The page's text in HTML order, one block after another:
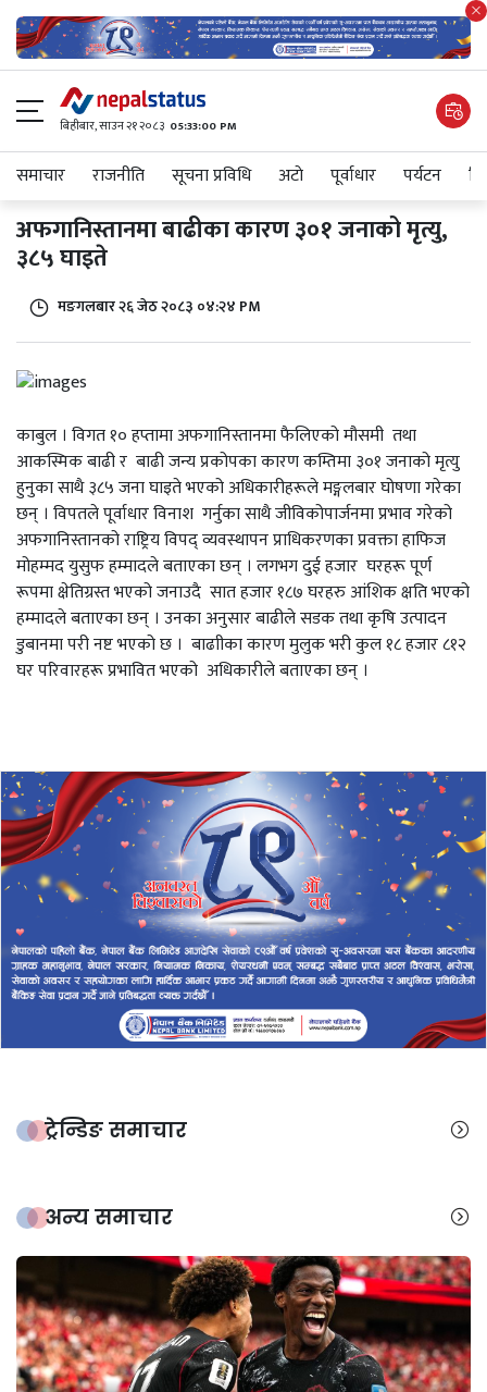
बिहीबार, साउन २१ २०८३ 05:33:00 PM
समाचार राजनीति सूचना प्रविधि अटाे पूर्वाधार पर्यटन
अफगानिस्तानमा बाढीका कारण ३०१ जनाको मृत्यु,
३८५ घाइते
मङगलबार २६ जेठ २०८३ ०४:२४ PM
काबुल । विगत १० हप्तामा अफगानिस्तानमा फैलिएको मौसमी तथा
आकस्मिक बाढी र बाढी जन्य प्रकोपका कारण कम्तिमा ३०१ जनाको मृत्यु
हुनुका साथै ३८५ जना घाइते भएको अधिकारीहरूले मङ्गलबार घोषणा गरेका
छन् । विपतले पूर्वाधार विनाश गर्नुका साथै जीविकोपार्जनमा प्रभाव गरेको
अफगानिस्तानको राष्ट्रिय विपद् व्यवस्थापन प्राधिकरणका प्रवक्ता हाफिज
मोहम्मद युसुफ हम्मादले बताएका छन् । लगभग दुई हजार घरहरू पूर्ण
रूपमा क्षेतिग्रस्त भएको जनाउदै सात हजार १८७ घरहरु आंशिक क्षति भएको
हम्मादले बताएका छन् । उनका अनुसार बाढीले सडक तथा कृषि उत्पादन
डुबानमा परी नष्ट भएको छ । बाढाीका कारण मुलुक भरी कुल १८ हजार ८१२
घर परिवारहरू प्रभावित भएको अधिकारीले बताएका छन् ।
ट्रेन्डिङ समाचार
अन्य समाचार